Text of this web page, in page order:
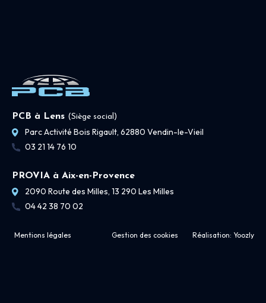
PCB à Lens (Siège social)
Parc Activité Bois Rigault, 62880 Vendin-le-Vieil
03 21 14 76 10
PROVIA à Aix-en-Provence
2090 Route des Milles, 13 290 Les Milles
04 42 38 70 02
Mentions légales Gestion des cookies Réalisation: Yoozly